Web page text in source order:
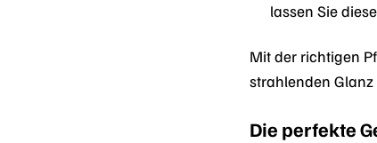
lassen Sie
Mit der richtigen
strahlenden Glanz
Die perfekte